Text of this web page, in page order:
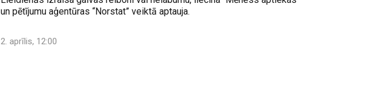
un pētījumu aģentūras “Norstat” veiktā aptauja.
2. aprīlis, 12:00